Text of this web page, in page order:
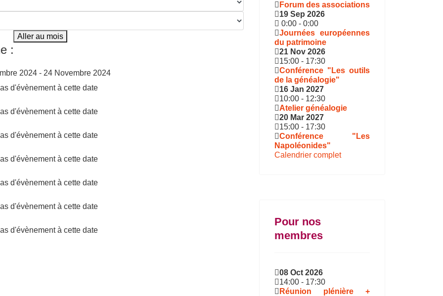
Aller au mois
:
2024 - 24 Novembre 2024
d'évènement à cette date
d'évènement à cette date
d'évènement à cette date
d'évènement à cette date
d'évènement à cette date
d'évènement à cette date
d'évènement à cette date
Forum des associations
19 Sep 2026
0:00 - 0:00
Journées européennes
du patrimoine
21 Nov 2026
15:00 - 17:30
Conférence "Les outils
de la généalogie"
16 Jan 2027
10:00 - 12:30
Atelier généalogie
20 Mar 2027
15:00 - 17:30
Conférence "Les
Napoléonides"
Calendrier complet
Pour nos
membres
08 Oct 2026
14:00 - 17:30
Réunion plénière +